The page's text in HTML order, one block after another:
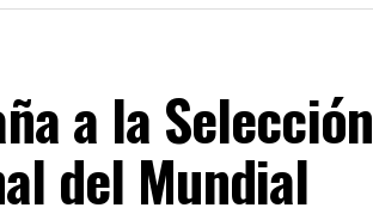
a la Selección
del Mundial